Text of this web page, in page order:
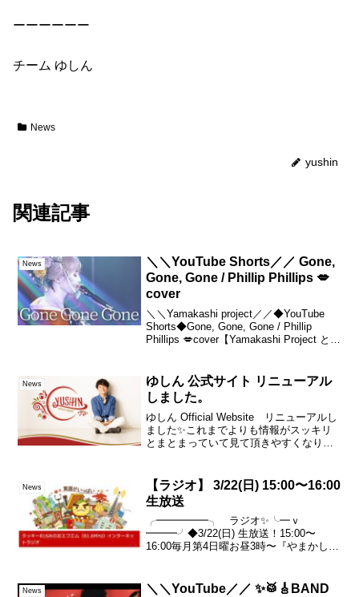
ーーーーーー
チーム ゆしん
News
yushin
関連記事
News
＼＼YouTube Shorts／／ Gone,
Gone, Gone / Phillip Phillips 💋
cover
＼＼Yamakashi project／／◆YouTube
Shorts◆Gone, Gone, Gone / Phillip
Phillips 💋cover【Yamakashi Project と
News
ゆしん 公式サイト リニューアル
しました。
ゆしん Official Website リニューアルし
ました✨これまでよりも情報がスッキリ
とまとまっていて見て頂きやすくなりま
も出てくるかとは思いますが新しい公式
サイ...
News
【ラジオ】 3/22(日) 15:00〜16:00
生放送
╭━━━━━╮ ラジオ✨╰━ｖ
━━━╯◆3/22(日) 生放送！15:00〜
16:00毎月第4日曜お昼3時〜『やまかした
▼3/22(日)22:00～3/23(月)15:00～詳...
News
＼＼YouTube／／ ✨🥁🎸BAND